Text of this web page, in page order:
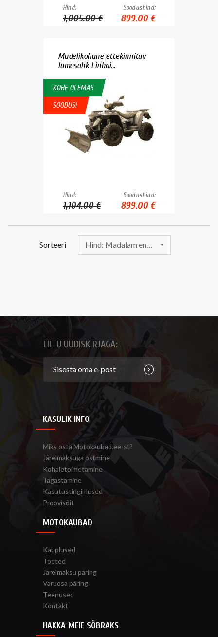
Hind:
1,005.00 €
Soodushind:
899.00 €
Mudelikohane ettekinnituv
lumesahk Linhai...
KOHE OLEMAS
SOODUS!
Hind:
1,104.00 €
Soodushind:
899.00 €
Sorteeri Hind: Madalam enne
LIITU UUDISKIRJAGA:
KASULIK INFO
Miks osta Motokaubad.ee-st?
Järelmaksuga ostmine
Kohaletoimetamine
Tagastamine
Kasutustingimused
Proovisõit
MOTOKAUBAD
Kauplused
Tooted
Järelmaksu päring
Varuosa päring
Teenused
Kontakt
HAKKA MEIE SÕBRAKS